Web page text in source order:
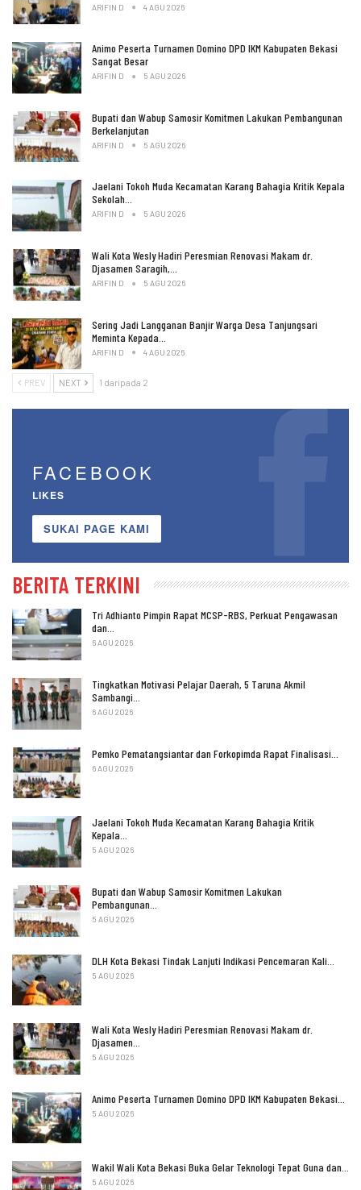
ARIFIN D 4 AGU 2026
Animo Peserta Turnamen Domino DPD IKM Kabupaten Bekasi
Sangat Besar
ARIFIN D 5 AGU 2026
Bupati dan Wabup Samosir Komitmen Lakukan Pembangunan
Berkelanjutan
ARIFIN D 5 AGU 2026
Jaelani Tokoh Muda Kecamatan Karang Bahagia Kritik Kepala
Sekolah…
ARIFIN D 5 AGU 2026
Wali Kota Wesly Hadiri Peresmian Renovasi Makam dr.
Djasamen Saragih,…
ARIFIN D 5 AGU 2026
Sering Jadi Langganan Banjir Warga Desa Tanjungsari
Meminta Kepada…
ARIFIN D 4 AGU 2026
PREV NEXT 1 daripada 2
FACEBOOK
LIKES
SUKAI PAGE KAMI
BERITA TERKINI
Tri Adhianto Pimpin Rapat MCSP-RBS, Perkuat Pengawasan
dan…
6 AGU 2026
Tingkatkan Motivasi Pelajar Daerah, 5 Taruna Akmil
Sambangi…
6 AGU 2026
Pemko Pematangsiantar dan Forkopimda Rapat Finalisasi…
6 AGU 2026
Jaelani Tokoh Muda Kecamatan Karang Bahagia Kritik
Kepala…
5 AGU 2026
Bupati dan Wabup Samosir Komitmen Lakukan
Pembangunan…
5 AGU 2026
DLH Kota Bekasi Tindak Lanjuti Indikasi Pencemaran Kali…
5 AGU 2026
Wali Kota Wesly Hadiri Peresmian Renovasi Makam dr.
Djasamen…
5 AGU 2026
Animo Peserta Turnamen Domino DPD IKM Kabupaten Bekasi…
5 AGU 2026
Wakil Wali Kota Bekasi Buka Gelar Teknologi Tepat Guna dan…
5 AGU 2026